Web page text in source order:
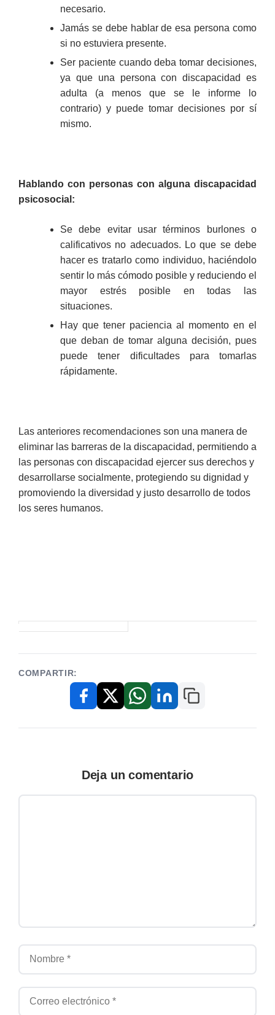
necesario.
Jamás se debe hablar de esa persona como
si no estuviera presente.
Ser paciente cuando deba tomar decisiones,
ya que una persona con discapacidad es
adulta (a menos que se le informe lo
contrario) y puede tomar decisiones por sí
mismo.
Hablando con personas con alguna discapacidad
psicosocial:
Se debe evitar usar términos burlones o
calificativos no adecuados. Lo que se debe
hacer es tratarlo como individuo, haciéndolo
sentir lo más cómodo posible y reduciendo el
mayor estrés posible en todas las
situaciones.
Hay que tener paciencia al momento en el
que deban de tomar alguna decisión, pues
puede tener dificultades para tomarlas
rápidamente.
Las anteriores recomendaciones son una manera de
eliminar las barreras de la discapacidad, permitiendo a
las personas con discapacidad ejercer sus derechos y
desarrollarse socialmente, protegiendo su dignidad y
promoviendo la diversidad y justo desarrollo de todos
los seres humanos.
COMPARTIR:
FacebookX / TwitterWhatsAppLinkedInCopiar enlace
Deja un comentario